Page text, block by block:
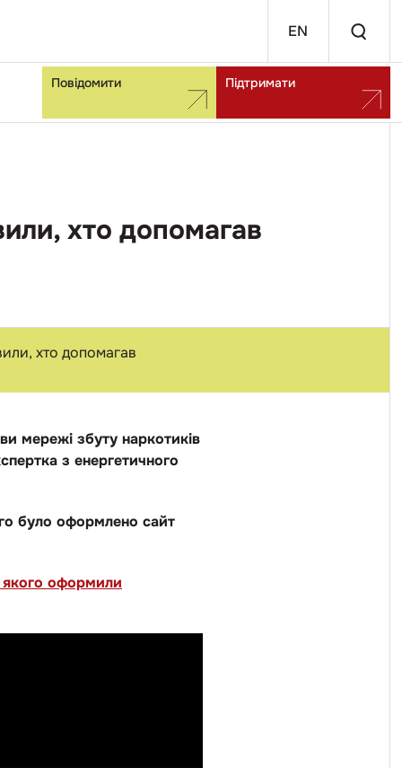
EN
Повідомити Підтримати
хто допомагав
мережі збуту наркотиків
з енергетичного
було оформлено сайт
оформили